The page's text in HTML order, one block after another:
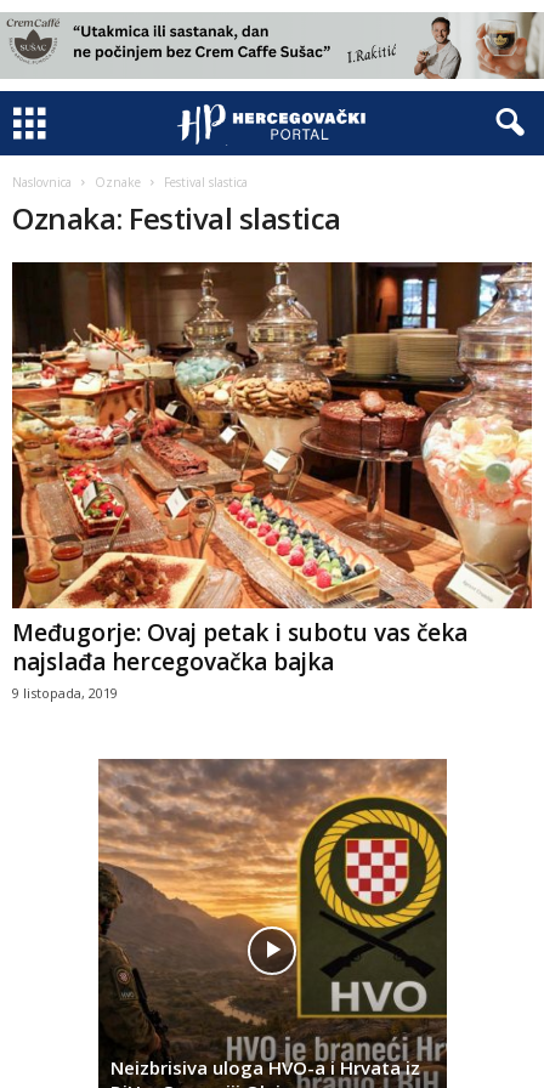
Naslovnica Oznake Festival slastica
Oznaka: Festival slastica
Međugorje: Ovaj petak i subotu vas čeka
najslađa hercegovačka bajka
9 listopada, 2019
Neizbrisiva uloga HVO-a i Hrvata iz